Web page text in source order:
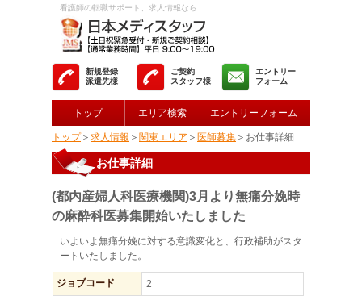
看護師の転職サポート、求人情報なら
新規登録
派遣先様
ご契約
スタッフ様
エントリー
フォーム
トップ エリア検索 エントリーフォーム
トップ＞ 求人情報 ＞ 関東エリア ＞ 医師募集 ＞お仕事詳細
お仕事詳細
(都内産婦人科医療機関)3月より無痛分娩時
の麻酔科医募集開始いたしました
いよいよ無痛分娩に対する意識変化と、行政補助がスタ
ートいたしました。
ジョブコード 2